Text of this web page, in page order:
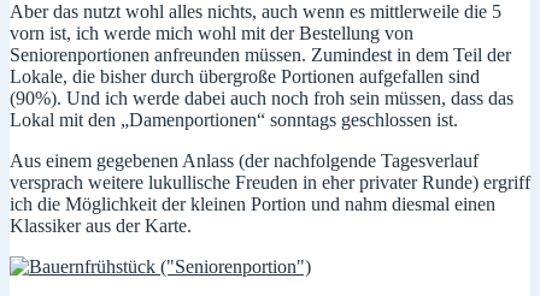
Aber das nutzt wohl alles nichts, auch wenn es mittlerweile die 5
vorn ist, ich werde mich wohl mit der Bestellung von
Seniorenportionen anfreunden müssen. Zumindest in dem Teil der
Lokale, die bisher durch übergroße Portionen aufgefallen sind
(90%). Und ich werde dabei auch noch froh sein müssen, dass das
Lokal mit den „Damenportionen“ sonntags geschlossen ist.
Aus einem gegebenen Anlass (der nachfolgende Tagesverlauf
versprach weitere lukullische Freuden in eher privater Runde) ergriff
ich die Möglichkeit der kleinen Portion und nahm diesmal einen
Klassiker aus der Karte.